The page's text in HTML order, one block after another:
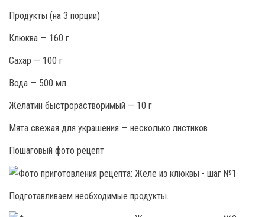
Продукты (на 3 порции)
Клюква — 160 г
Сахар — 100 г
Вода — 500 мл
Желатин быстрорастворимый — 10 г
Мята свежая для украшения — несколько листиков
Пошаговый фото рецепт
Подготавливаем необходимые продукты.